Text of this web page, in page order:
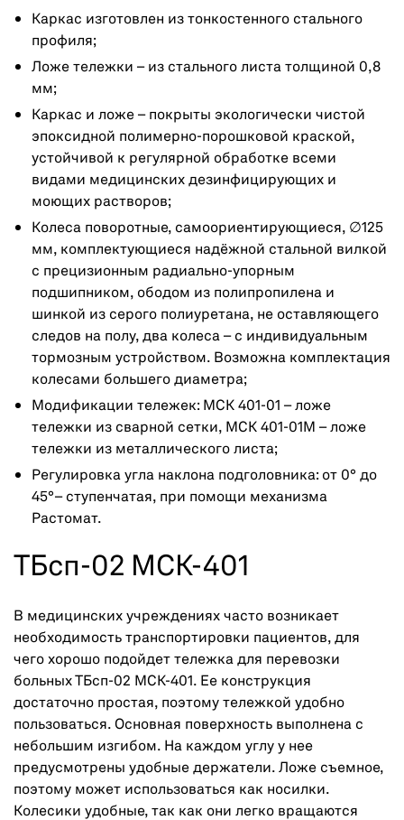
Каркас изготовлен из тонкостенного стального
профиля;
Ложе тележки – из стального листа толщиной 0,8
мм;
Каркас и ложе – покрыты экологически чистой
эпоксидной полимерно-порошковой краской,
устойчивой к регулярной обработке всеми
видами медицинских дезинфицирующих и
моющих растворов;
Колеса поворотные, самоориентирующиеся, ∅125
мм, комплектующиеся надёжной стальной вилкой
с прецизионным радиально-упорным
подшипником, ободом из полипропилена и
шинкой из серого полиуретана, не оставляющего
следов на полу, два колеса – с индивидуальным
тормозным устройством. Возможна комплектация
колесами большего диаметра;
Модификации тележек: МСК 401-01 – ложе
тележки из сварной сетки, МСК 401-01М – ложе
тележки из металлического листа;
Регулировка угла наклона подголовника: от 0° до
45°– ступенчатая, при помощи механизма
Растомат.
ТБсп-02 МСК-401
В медицинских учреждениях часто возникает
необходимость транспортировки пациентов, для
чего хорошо подойдет тележка для перевозки
больных ТБсп-02 МСК-401. Ее конструкция
достаточно простая, поэтому тележкой удобно
пользоваться. Основная поверхность выполнена с
небольшим изгибом. На каждом углу у нее
предусмотрены удобные держатели. Ложе съемное,
поэтому может использоваться как носилки.
Колесики удобные, так как они легко вращаются